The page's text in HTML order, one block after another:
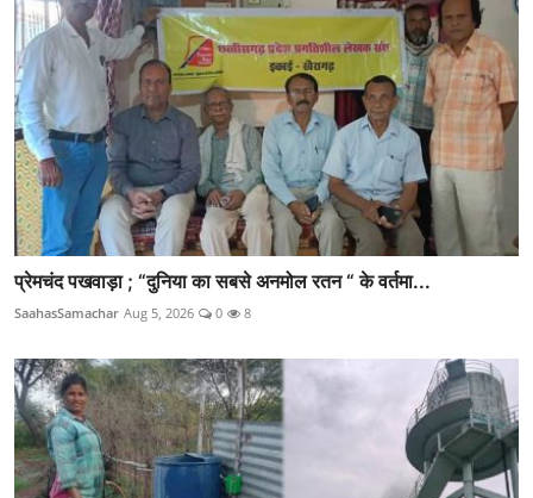
प्रेमचंद पखवाड़ा ; “दुनिया का सबसे अनमोल रतन “ के वर्तमा...
SaahasSamachar Aug 5, 2026 0 8